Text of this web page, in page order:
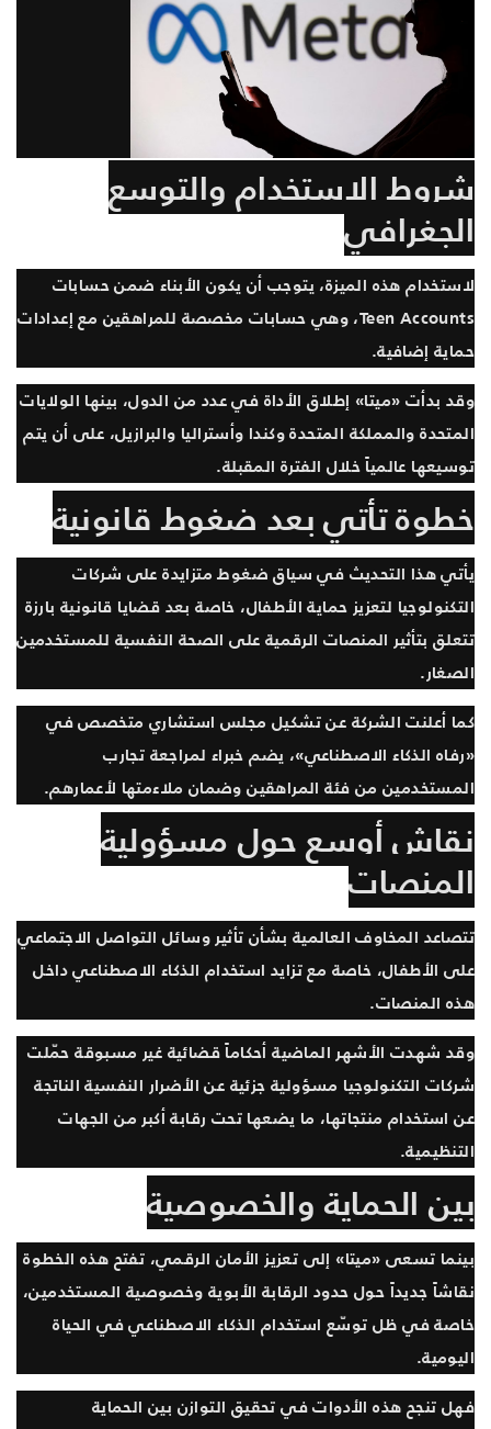
شروط الاستخدام والتوسع
الجغرافي
لاستخدام هذه الميزة، يتوجب أن يكون الأبناء ضمن حسابات
Teen Accounts، وهي حسابات مخصصة للمراهقين مع إعدادات
حماية إضافية.
وقد بدأت «ميتا» إطلاق الأداة في عدد من الدول، بينها الولايات
المتحدة والمملكة المتحدة وكندا وأستراليا والبرازيل، على أن يتم
توسيعها عالمياً خلال الفترة المقبلة.
خطوة تأتي بعد ضغوط قانونية
يأتي هذا التحديث في سياق ضغوط متزايدة على شركات
التكنولوجيا لتعزيز حماية الأطفال، خاصة بعد قضايا قانونية بارزة
تتعلق بتأثير المنصات الرقمية على الصحة النفسية للمستخدمين
الصغار.
كما أعلنت الشركة عن تشكيل مجلس استشاري متخصص في
«رفاه الذكاء الاصطناعي»، يضم خبراء لمراجعة تجارب
المستخدمين من فئة المراهقين وضمان ملاءمتها لأعمارهم.
نقاش أوسع حول مسؤولية
المنصات
تتصاعد المخاوف العالمية بشأن تأثير وسائل التواصل الاجتماعي
على الأطفال، خاصة مع تزايد استخدام الذكاء الاصطناعي داخل
هذه المنصات.
وقد شهدت الأشهر الماضية أحكاماً قضائية غير مسبوقة حمّلت
شركات التكنولوجيا مسؤولية جزئية عن الأضرار النفسية الناتجة
عن استخدام منتجاتها، ما يضعها تحت رقابة أكبر من الجهات
التنظيمية.
بين الحماية والخصوصية
بينما تسعى «ميتا» إلى تعزيز الأمان الرقمي، تفتح هذه الخطوة
نقاشاً جديداً حول حدود الرقابة الأبوية وخصوصية المستخدمين،
خاصة في ظل توسّع استخدام الذكاء الاصطناعي في الحياة
اليومية.
فهل تنجح هذه الأدوات في تحقيق التوازن بين الحماية